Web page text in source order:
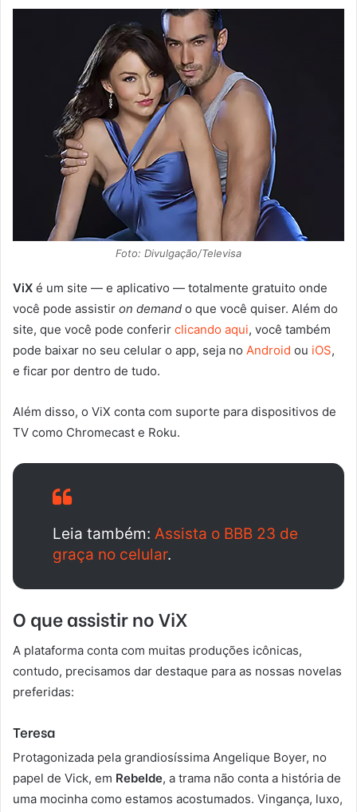
Foto: Divulgação/Televisa
ViX é um site — e aplicativo — totalmente gratuito onde
você pode assistir on demand o que você quiser. Além do
site, que você pode conferir clicando aqui, você também
pode baixar no seu celular o app, seja no Android ou iOS,
e ficar por dentro de tudo.
Além disso, o ViX conta com suporte para dispositivos de
TV como Chromecast e Roku.
Leia também: Assista o BBB 23 de
graça no celular.
O que assistir no ViX
A plataforma conta com muitas produções icônicas,
contudo, precisamos dar destaque para as nossas novelas
preferidas:
Teresa
Protagonizada pela grandiosíssima Angelique Boyer, no
papel de Vick, em Rebelde, a trama não conta a história de
uma mocinha como estamos acostumados. Vingança, luxo,